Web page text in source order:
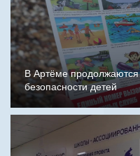
В Артёме
безопасности детей